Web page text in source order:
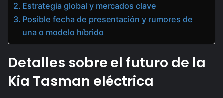
Estrategia global y mercados clave
Posible fecha de presentación y rumores de
una o modelo híbrido
Detalles sobre el futuro de la
Kia Tasman eléctrica